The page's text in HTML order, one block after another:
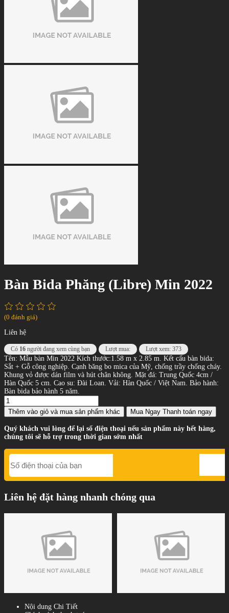
Bàn Bida Phăng (Libre) Min 2022
(0 đánh giá)
Liên hệ
Có 16 người đang xem cùng bạn Lượt mua: Lượt xem: 373
Tên: Mẫu bàn Min 2022 Kích thước:1.58 m x 2.85 m. Kết cấu bàn bida:
Sắt + Gỗ công nghiệp. Cạnh băng bo mica của Mỹ, chống trầy chống cháy.
Khung vỏ được dán film và hút chân không. Mặt đá: Trung Quốc 4cm /
Hàn Quốc 5 cm. Cao su: Đài Loan. Vải: Hàn Quốc / Việt Nam. Bảo hành:
Bàn bida bảo hành 5 năm.
Thêm vào giỏ và mua sản phẩm khác Mua Ngay Thanh toán ngay
Quý khách vui lòng để lại số điện thoại nếu sản phẩm này hết hàng,
chúng tôi sẽ hỗ trợ trong thời gian sớm nhất
Liên hệ đặt hàng nhanh chóng qua
Nội dung Chi Tiết